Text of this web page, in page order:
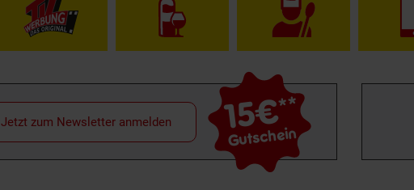
15€**
Gutschein
Jetzt zum Newsletter anmelden